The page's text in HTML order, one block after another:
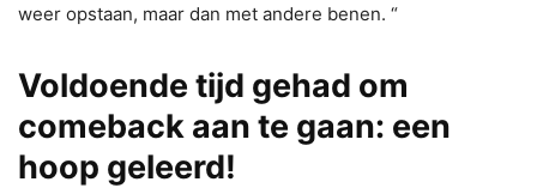
weer opstaan, maar dan met andere benen. “
Voldoende tijd gehad om
comeback aan te gaan: een
hoop geleerd!